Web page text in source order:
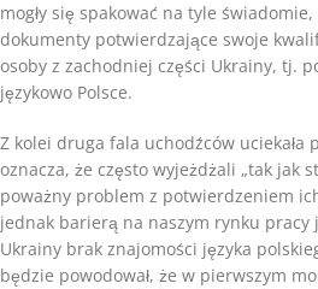
mogły się spakować na tyle świadomie,
dokumenty potwierdzające swoje
osoby z zachodniej części Ukrainy, tj.
językowo Polsce.
Z kolei druga fala uchodźców uciekała
oznacza, że często wyjeżdżali „tak jak
poważny problem z potwierdzeniem
jednak barierą na naszym rynku pracy
Ukrainy brak znajomości języka
będzie powodował, że w pierwszym